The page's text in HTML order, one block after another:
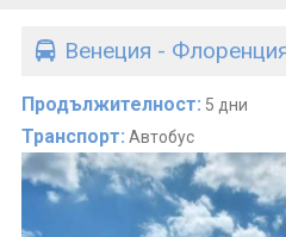
Египет
Венеция -
Продължителност: 5 дни
Транспорт: Автобус